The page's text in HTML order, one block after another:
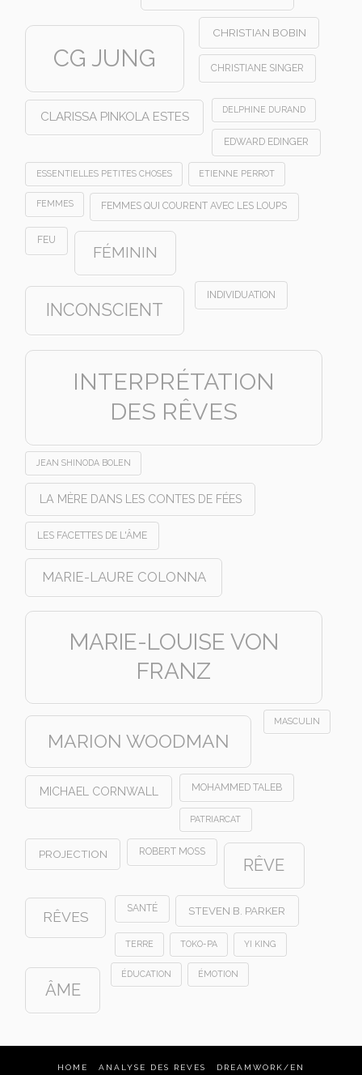
CG JUNG
CHRISTIAN BOBIN
CHRISTIANE SINGER
CLARISSA PINKOLA ESTES DELPHINE DURAND
EDWARD EDINGER
ESSENTIELLES PETITES CHOSES ETIENNE PERROT
FEMMES FEMMES QUI COURENT AVEC LES LOUPS
FEU
FÉMININ
INCONSCIENT
INDIVIDUATION
INTERPRÉTATION
DES RÊVES
JEAN SHINODA BOLEN
LA MÈRE DANS LES CONTES DE FÉES
LES FACETTES DE L'ÂME
MARIE-LAURE COLONNA
MARIE-LOUISE VON
FRANZ
MARION WOODMAN
MASCULIN
MICHAEL CORNWALL MOHAMMED TALEB
PATRIARCAT
PROJECTION ROBERT MOSS
RÊVE
RÊVES
SANTÉ STEVEN B. PARKER
TERRE TOKO-PA YI KING
ÂME
ÉDUCATION ÉMOTION
HOME ANALYSE DES REVES
DREAMWORK/EN